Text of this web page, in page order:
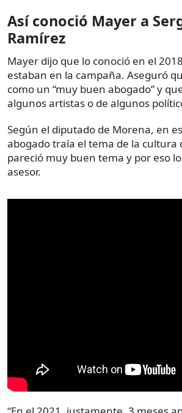
Así conoció Mayer a
Ramírez
Mayer dijo que lo conoció en el
estaban en la campaña. Aseguró
como un “muy buen abogado” y
algunos artistas o de algunos
Según el diputado de Morena, en
abogado traía el tema de la cultura
pareció muy buen tema y por eso
asesor.